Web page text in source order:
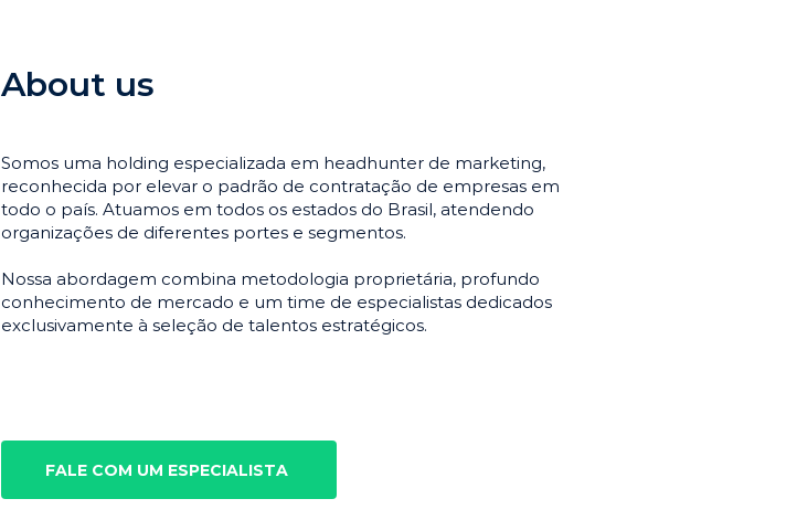
About us
Somos uma holding especializada em headhunter de marketing,
reconhecida por elevar o padrão de contratação de empresas em
todo o país. Atuamos em todos os estados do Brasil, atendendo
organizações de diferentes portes e segmentos.
Nossa abordagem combina metodologia proprietária, profundo
conhecimento de mercado e um time de especialistas dedicados
exclusivamente à seleção de talentos estratégicos.
FALE COM UM ESPECIALISTA